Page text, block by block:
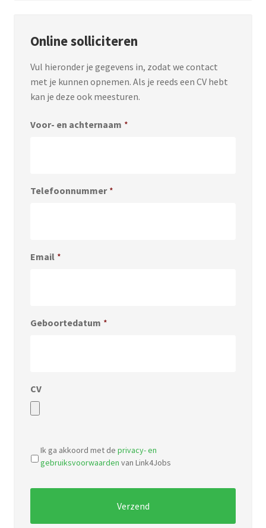
Online solliciteren
Vul hieronder je gegevens in, zodat we contact
met je kunnen opnemen. Als je reeds een CV hebt
kan je deze ook meesturen.
Voor- en achternaam *
Telefoonnummer *
Email *
Geboortedatum *
CV
types:
pdf,
doc.
Ik ga akkoord met de privacy- en
gebruiksvoorwaarden van Link4Jobs